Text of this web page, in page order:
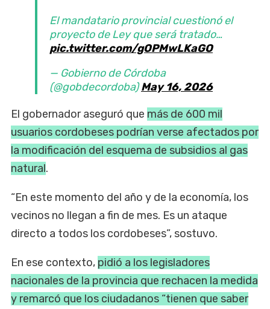
El mandatario provincial cuestionó el
proyecto de Ley que será tratado…
pic.twitter.com/gOPMwLKaGO
— Gobierno de Córdoba
(@gobdecordoba)May 16, 2026
El gobernador aseguró que más de 600 mil
usuarios cordobeses podrían verse afectados por
la modificación del esquema de subsidios al gas
natural.
“En este momento del año y de la economía, los
vecinos no llegan a fin de mes. Es un ataque
directo a todos los cordobeses”, sostuvo.
En ese contexto, pidió a los legisladores
nacionales de la provincia que rechacen la medida
y remarcó que los ciudadanos “tienen que saber